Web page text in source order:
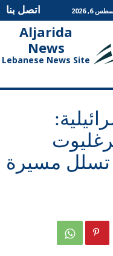
6, 2026 اتصل بنا
Aljarida
News
Lebanese News Site
تسلل مسيرة